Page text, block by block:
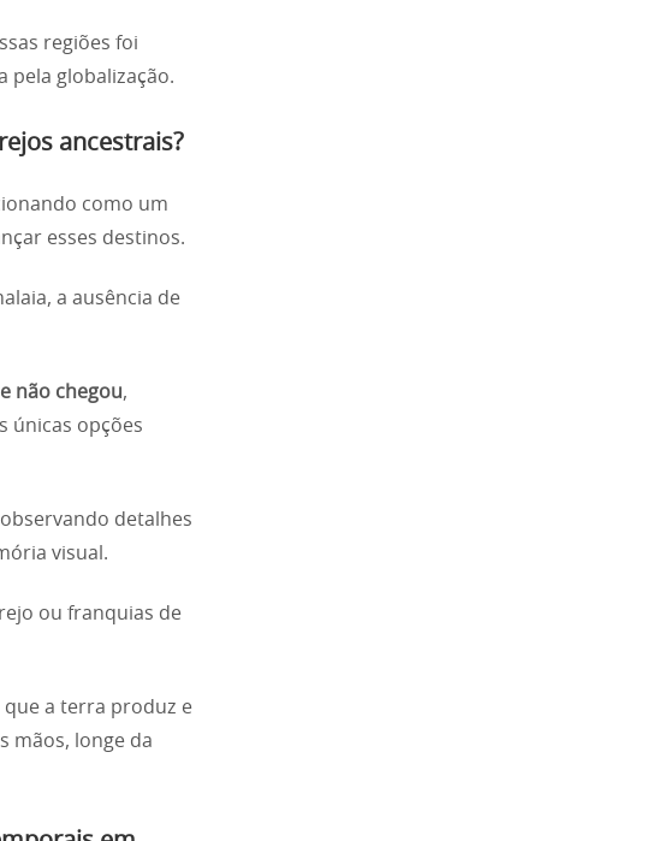
regiões foi
pela globalização.
ancestrais?
como um
esses destinos.
a ausência de
não chegou,
únicas opções
detalhes
visual.
ou franquias de
que a terra produz e
mãos, longe da